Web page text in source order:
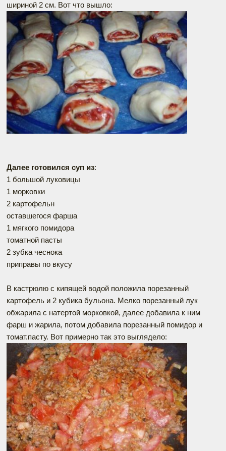
шириной 2 см. Вот что вышло:
Далее готовился суп из:
1 большой луковицы
1 морковки
2 картофельн
оставшегося фарша
1 мягкого помидора
томатной пасты
2 зубка чеснока
приправы по вкусу
В кастрюлю с кипящей водой положила порезанный
картофель и 2 кубика бульона. Мелко порезанный лук
обжарила с натертой морковкой, далее добавила к ним
фарш и жарила, потом добавила порезанный помидор и
томат.пасту. Вот примерно так это выглядело: